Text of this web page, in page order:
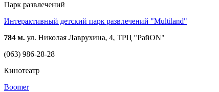
Парк развлечений
Интерактивный детский парк развлечений "Multiland"
784 м. ул. Николая Лаврухина, 4, ТРЦ "РайON"
(063) 986-28-28
Кинотеатр
Boomer